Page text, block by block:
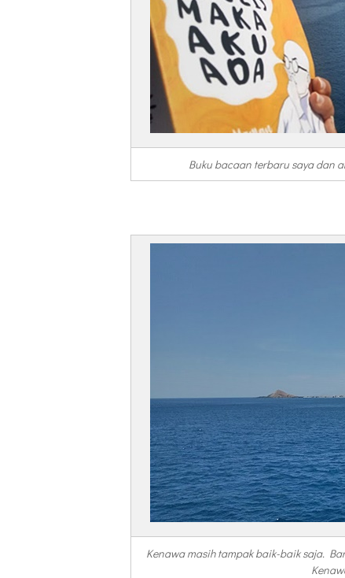
Buku bacaan terbaru saya dan
Kenawa masih tampak baik-baik saja.